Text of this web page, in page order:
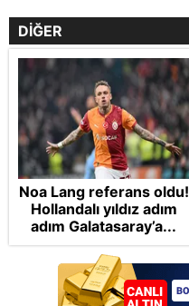
DİĞER
Noa Lang referans oldu!
Hollandalı yıldız adım
adım Galatasaray’a...